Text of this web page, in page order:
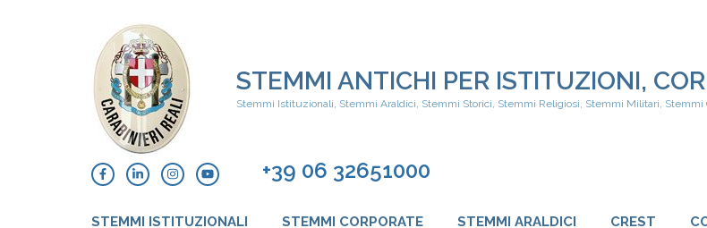
STEMMI ANTICHI PER ISTITUZIONI,
Stemmi Istituzionali, Stemmi Araldici, Stemmi Storici, Stemmi Religiosi, Stemmi Militari, Stemmi
+39 06 32651000
STEMMI ISTITUZIONALI STEMMI CORPORATE STEMMI ARALDICI CREST